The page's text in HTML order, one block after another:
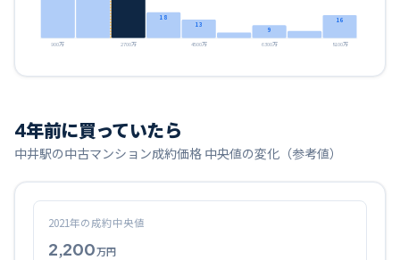
18
13
9
16
900万 2700万 4500万 6300万 8100万
4年前に買っていたら
中井駅の中古マンション成約価格 中央値の変化（参考値）
2021年の成約中央値
2,200万円